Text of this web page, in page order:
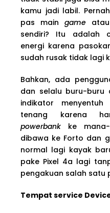
kamu jadi labil.
pas main gameatau
sendiri? Itu adalah
energi karena
sudah rusak tidak lagi
Bahkan, ada
dan selalu buru-
indikator
tenang karena
powerbank ke mana-
dibawa ke Forto dan
normal lagi kayak
pake Pixel 4a lagi
pengakuan salah satu
Tempat service